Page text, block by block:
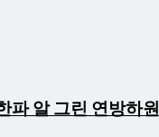
파 알 그린 연방하